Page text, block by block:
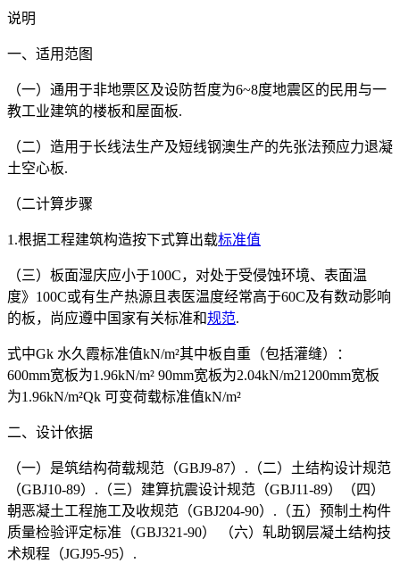
说明
一、适用范图
（一）通用于非地票区及设防哲度为6~8度地震区的民用与一
教工业建筑的楼板和屋面板.
（二）造用于长线法生产及短线钢澳生产的先张法预应力退凝
土空心板.
（二计算步骤
1.根据工程建筑构造按下式算出载标准值
（三）板面湿庆应小于100C，对处于受侵蚀环境、表面温
度》100C或有生产热源且表医温度经常高于60C及有数动影响
的板，尚应遵中国家有关标准和规范.
式中Gk 水久霞标准值kN/m²其中板自重（包括灌缝）：
600mm宽板为1.96kN/m² 90mm宽板为2.04kN/m21200mm宽板
为1.96kN/m²Qk 可变荷载标准值kN/m²
二、设计依据
（一）是筑结构荷载规范（GBJ9-87）.（二）土结构设计规范
（GBJ10-89）.（三）建算抗震设计规范（GBJ11-89）（四）
朝恶凝土工程施工及收规范（GBJ204-90）.（五）预制土构件
质量检验评定标准（GBJ321-90） （六）轧助钢层凝土结构技
术规程（JGJ95-95）.